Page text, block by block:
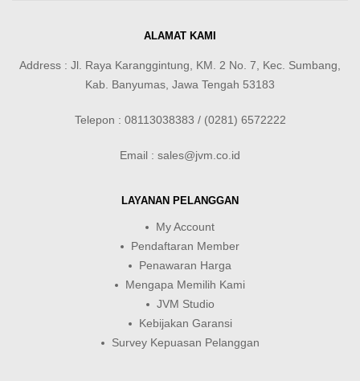
ALAMAT KAMI
Address : Jl. Raya Karanggintung, KM. 2 No. 7, Kec. Sumbang,
Kab. Banyumas, Jawa Tengah 53183
Telepon : 08113038383 / (0281) 6572222
Email : sales@jvm.co.id
LAYANAN PELANGGAN
My Account
Pendaftaran Member
Penawaran Harga
Mengapa Memilih Kami
JVM Studio
Kebijakan Garansi
Survey Kepuasan Pelanggan